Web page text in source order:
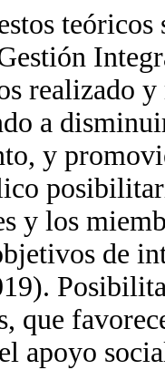
realizado y
a
y
y los
de
que
apoyo